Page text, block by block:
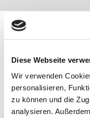
Diese Webseite
Wir verwenden
personalisieren,
zu können und die
analysieren.